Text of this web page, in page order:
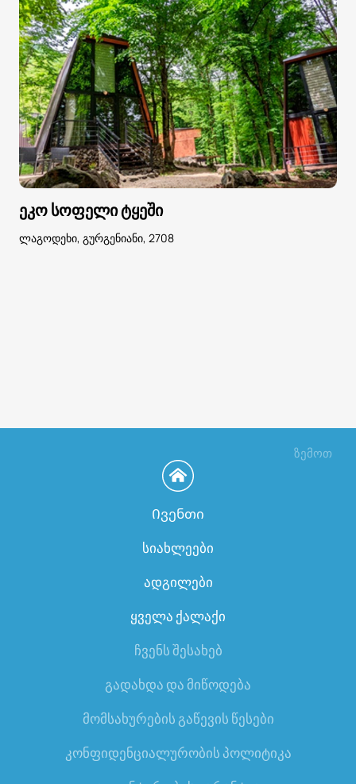
ეკო სოფელი ტყეში
ლაგოდეხი, გურგენიანი, 2708
ზემოთ
Ივენთი
სიახლეები
ადგილები
ყველა ქალაქი
ჩვენს შესახებ
გადახდა და მიწოდება
მომსახურების გაწევის წესები
კონფიდენციალურობის პოლიტიკა